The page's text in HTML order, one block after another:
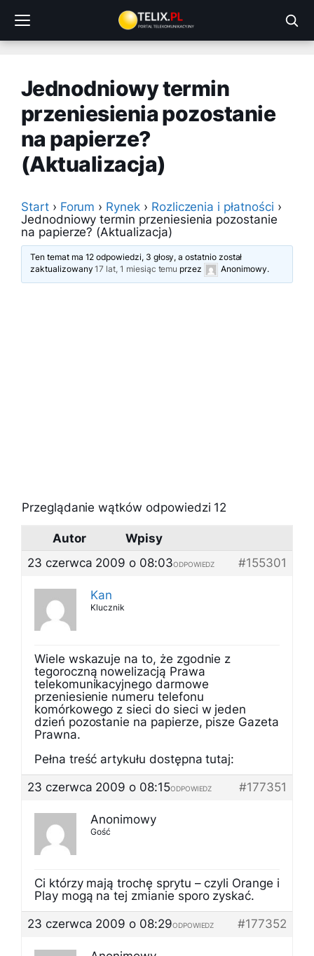
treści
Jednodniowy termin
przeniesienia pozostanie
na papierze?
(Aktualizacja)
Start › Forum › Rynek › Rozliczenia i płatności ›
Jednodniowy termin przeniesienia pozostanie
na papierze? (Aktualizacja)
Ten temat ma 12 odpowiedzi, 3 głosy, a ostatnio został
zaktualizowany17 lat, 1 miesiąc temu przez Anonimowy.
Przeglądanie wątków odpowiedzi 12
Autor
Wpisy
23 czerwca 2009 o 08:03
#155301
ODPOWIEDZ
Kan
Klucznik
Wiele wskazuje na to, że zgodnie z
tegoroczną nowelizacją Prawa
telekomunikacyjnego darmowe
przeniesienie numeru telefonu
komórkowego z sieci do sieci w jeden
dzień pozostanie na papierze, pisze Gazeta
Prawna.
Pełna treść artykułu dostępna tutaj:
23 czerwca 2009 o 08:15
#177351
ODPOWIEDZ
Anonimowy
Gość
Ci którzy mają trochę sprytu – czyli Orange i
Play mogą na tej zmianie sporo zyskać.
23 czerwca 2009 o 08:29
#177352
ODPOWIEDZ